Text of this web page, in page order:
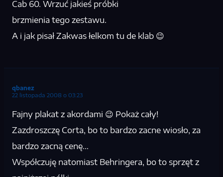
Cab 60. Wrzuć jakieś próbki
brzmienia tego zestawu.
A i jak pisał Zakwas łelkom tu de klab 😉
qbanez
22 listopada 2008 o 03:23
Fajny plakat z akordami 😉 Pokaż cały!
Zazdroszczę Corta, bo to bardzo zacne wiosło, za
bardzo zacną cenę…
Współczuję natomiast Behringera, bo to sprzęt z